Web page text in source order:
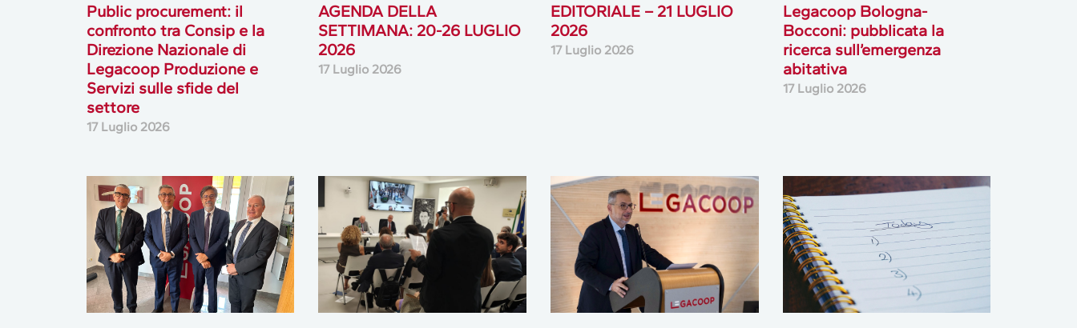
Public procurement: il
confronto tra Consip e la
Direzione Nazionale di
Legacoop Produzione e
Servizi sulle sfide del
settore
17 Luglio 2026
AGENDA DELLA
SETTIMANA: 20-26 LUGLIO
2026
17 Luglio 2026
EDITORIALE – 21 LUGLIO
2026
17 Luglio 2026
Legacoop Bologna-
Bocconi: pubblicata la
ricerca sull’emergenza
abitativa
17 Luglio 2026